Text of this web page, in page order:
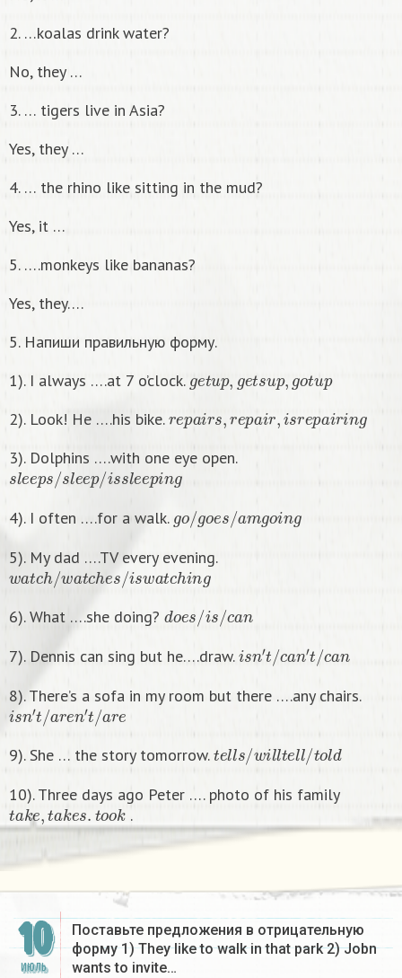
2. …koalas drink water?
No, they …
3. … tigers live in Asia?
Yes, they …
4. … the rhino like sitting in the mud?
Yes, it …
5. ….monkeys like bananas?
Yes, they….
5. Напиши правильную форму.
1). I always ….at 7 o’clock.
t t tu
2). Look! He ….his bike. r s p
3). Dolphins ….with one eye open.
sle eps/sleep/isslee ping
4). I often ….for a walk. / /a n
5). My dad ….TV every evening.
wa tch /wa tches /iswa tching
6). What ….she doing? d /is c
7). Dennis can sing but he….draw. is t/ c t/ c
8). There’s a sofa in my room but there ….any chairs.
isn t/aren t/ are
9). She … the story tomorrow. t ell / illt ll /t l d
10). Three days ago Peter …. photo of his family
take , takes .took .
10
ИЮЛЬ
Поставьте предложения в отрицательную
форму 1) They like to walk in that park 2) Jobn
wants to invite…